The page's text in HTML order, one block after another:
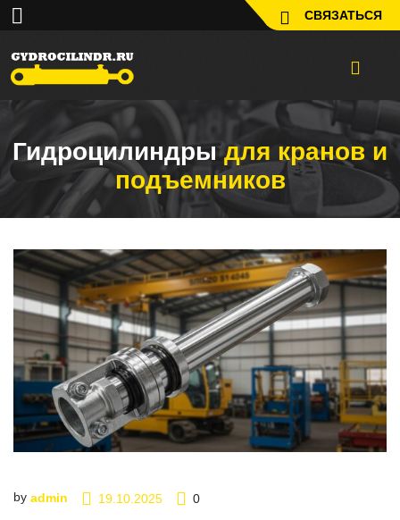
СВЯЗАТЬСЯ
Гидроцилиндрыдля кранов и
подъемников
by admin 19.10.2025 0